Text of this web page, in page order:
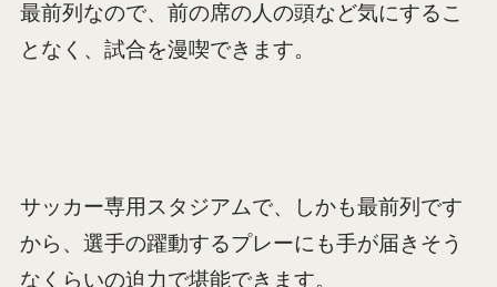
最前列なので、前の席の人の頭など気にするこ
となく、試合を漫喫できます。
サッカー専用スタジアムで、しかも最前列です
から、選手の躍動するプレーにも手が届きそう
なくらいの迫力で堪能できます。